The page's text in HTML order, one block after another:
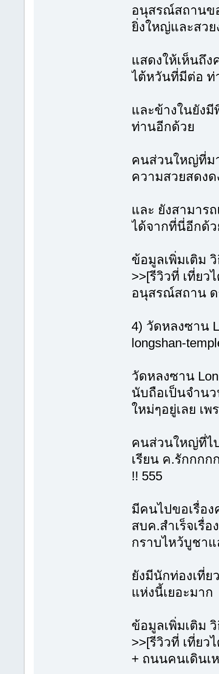
อนุสรณ์สถานข
ยิ่งใหญ่และสว
แสดงให้เห็นถึ
ไต้หวันที่มีต่อ ท่
และข้างในยัง
ท่านอีกด้วย
คนส่วนใหญ่ที่ม
ความสวยสดง
และ ยังสามาร
ได้จากที่นี่อีกด้
ข้อมูลเพิ่มเติม
>>[รีวิวที่ เที่ยว
อนุสรณ์สถาน
4) วัดหลงซาน
longshan-
วัดหลงซาน
นับถือเป็นจำน
ใหม่ๆอยู่เลย เ
คนส่วนใหญ่ที่ไ
เรียน ค.รักกก
!! 555
มีคนไปขอเรื่อง
สบค.สำเร็จเรื่
กราบไหว้บูชา
ยังมีนักท่องเที่
แห่งนี้เยอะมาก
ข้อมูลเพิ่มเติม
>>[รีวิวที่ เที่ยว
+ ถนนคนเดินเ